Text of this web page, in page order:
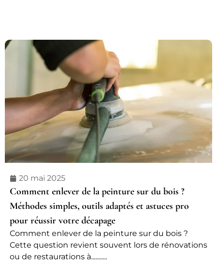
20 mai 2025
Comment enlever de la peinture sur du bois ?
Méthodes simples, outils adaptés et astuces pro
pour réussir votre décapage
Comment enlever de la peinture sur du bois ?
Cette question revient souvent lors de rénovations
ou de restaurations à...........